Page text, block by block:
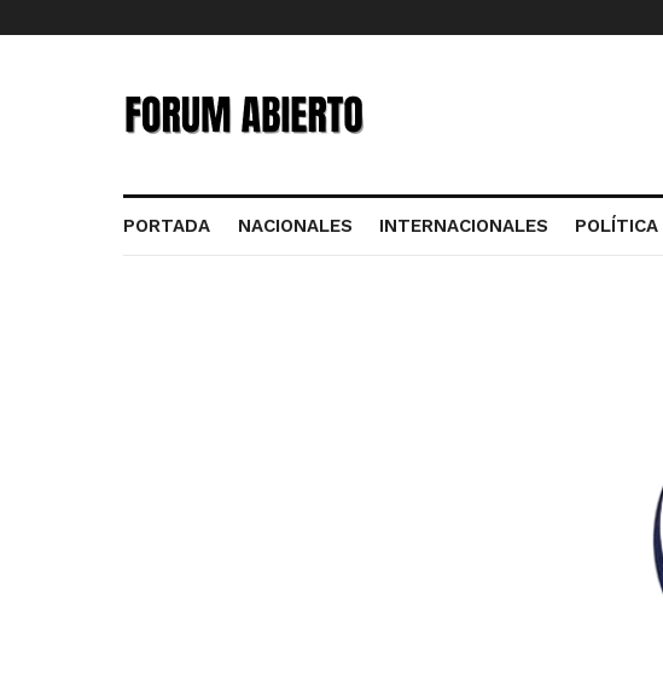
PORTADA NACIONALES INTERNACIONALES POLÍTICA